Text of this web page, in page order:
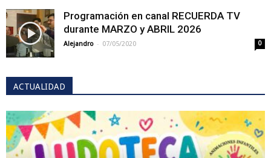
Programación en canal RECUERDA TV
durante MARZO y ABRIL 2026
Alejandro - 07/05/2020 0
ACTUALIDAD